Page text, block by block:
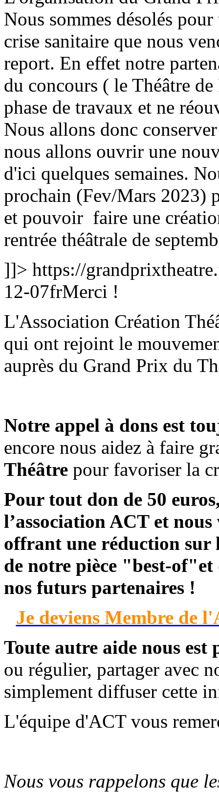
Nous sommes désolés
crise sanitaire que nous
report. En effet notre
du concours ( le Théâtre
phase de travaux et ne
Nous allons donc
nous allons ouvrir une
d'ici quelques semaines.
prochain (Fev/Mars 2023)
et pouvoir faire une
rentrée théâtrale de
]]> https://
12-07frMerci !
L'Association Création
qui ont rejoint le
auprès du Grand Prix du
Notre appel à dons est
encore nous aidez à faire
Théâtre pour favoriser la
Pour tout don de 50 euros
l’association ACT et
offrant une réduction sur
de notre pièce "best-of"et
nos futurs partenaires !
Je deviens Membre de
Toute autre aide nous est
ou régulier, partager avec
simplement diffuser cette
L'équipe d'ACT vous
Nous vous rappelons que